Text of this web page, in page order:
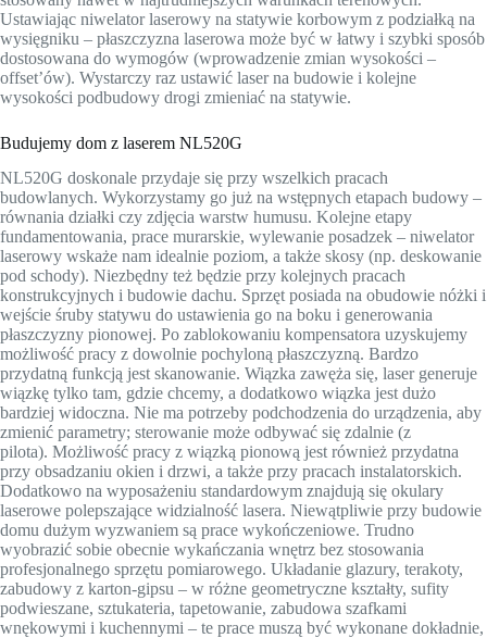
Ustawiając niwelator laserowy na statywie korbowym z podziałką na
wysięgniku – płaszczyzna laserowa może być w łatwy i szybki sposób
dostosowana do wymogów (wprowadzenie zmian wysokości –
offset’ów). Wystarczy raz ustawić laser na budowie i kolejne
wysokości podbudowy drogi zmieniać na statywie.
Budujemy dom z laserem NL520G
NL520G doskonale przydaje się przy wszelkich pracach
budowlanych. Wykorzystamy go już na wstępnych etapach budowy –
równania działki czy zdjęcia warstw humusu. Kolejne etapy
fundamentowania, prace murarskie, wylewanie posadzek – niwelator
laserowy wskaże nam idealnie poziom, a także skosy (np. deskowanie
pod schody). Niezbędny też będzie przy kolejnych pracach
konstrukcyjnych i budowie dachu. Sprzęt posiada na obudowie nóżki i
wejście śruby statywu do ustawienia go na boku i generowania
płaszczyzny pionowej. Po zablokowaniu kompensatora uzyskujemy
możliwość pracy z dowolnie pochyloną płaszczyzną. Bardzo
przydatną funkcją jest skanowanie. Wiązka zawęża się, laser generuje
wiązkę tylko tam, gdzie chcemy, a dodatkowo wiązka jest dużo
bardziej widoczna. Nie ma potrzeby podchodzenia do urządzenia, aby
zmienić parametry; sterowanie może odbywać się zdalnie (z
pilota). Możliwość pracy z wiązką pionową jest również przydatna
przy obsadzaniu okien i drzwi, a także przy pracach instalatorskich.
Dodatkowo na wyposażeniu standardowym znajdują się okulary
laserowe polepszające widzialność lasera. Niewątpliwie przy budowie
domu dużym wyzwaniem są prace wykończeniowe. Trudno
wyobrazić sobie obecnie wykańczania wnętrz bez stosowania
profesjonalnego sprzętu pomiarowego. Układanie glazury, terakoty,
zabudowy z karton-gipsu – w różne geometryczne kształty, sufity
podwieszane, sztukateria, tapetowanie, zabudowa szafkami
wnękowymi i kuchennymi – te prace muszą być wykonane dokładnie,